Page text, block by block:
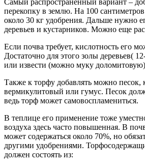
Самый распространенный вариант –
перекопку в землю. На 100
около 30 кг удобрения. Дальше нужно
деревьев и кустарников. Можно еще
Если почва требует, кислотность его
Достаточно для этого золы деревьев(
или извести (можно муку
Также к торфу добавлять можно песок,
вермикулитовый или гумус. Песок
ведь торф может самовоспламениться.
В теплице его применение тоже
воздуха здесь часто повышенная. В
может содержаться около 70%, но
другими удобрениями.
должен состоять из: